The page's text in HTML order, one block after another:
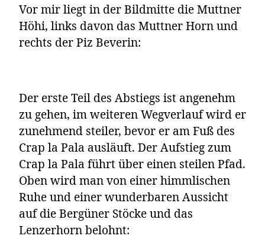
Vor mir liegt in der Bildmitte dieMuttner
Höhi, links davon das Muttner Horn und
rechts der Piz Beverin:
Der erste Teil des Abstiegs ist angenehm
zu gehen, im weiteren Wegverlauf wird er
zunehmend steiler, bevor er am Fuß des
Crap la Pala ausläuft. Der Aufstieg zum
Crap la Pala führt über einen steilen Pfad.
Oben wird man von einer himmlischen
Ruhe und einer wunderbaren Aussicht
auf die Bergüner Stöcke und das
Lenzerhorn belohnt: